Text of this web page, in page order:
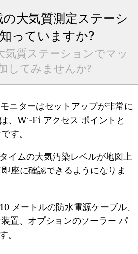
大気質測定ステーシ
っていますか?
気質ステーションでマッ
してみませんか?
ニターはセットアップが非常に
、Wi-Fi アクセス ポイントと
す。
イムの大気汚染レベルが地図上
座に確認できるようになりま
メートルの防水電源ケーブル、
置、オプションのソーラー パ
。